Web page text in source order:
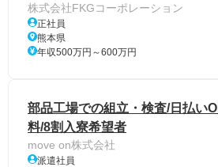
株式会社FKGコーポレーション
正社員
熊本県
年収500万円～600万円
部品工場での組立・検査/日払い
料/8割入寮希望者
move on株式会社
派遣社員